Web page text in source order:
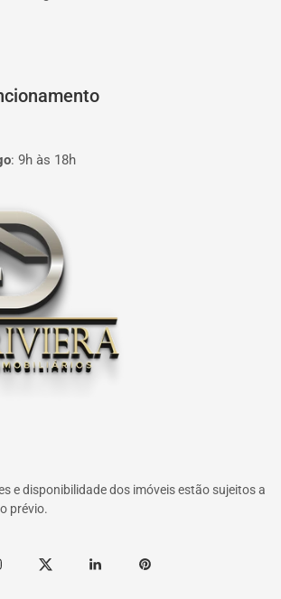
: 9h às 18h
e disponibilidade dos imóveis estão sujeitos a
prévio.
Twitter Linkedin Pinterest